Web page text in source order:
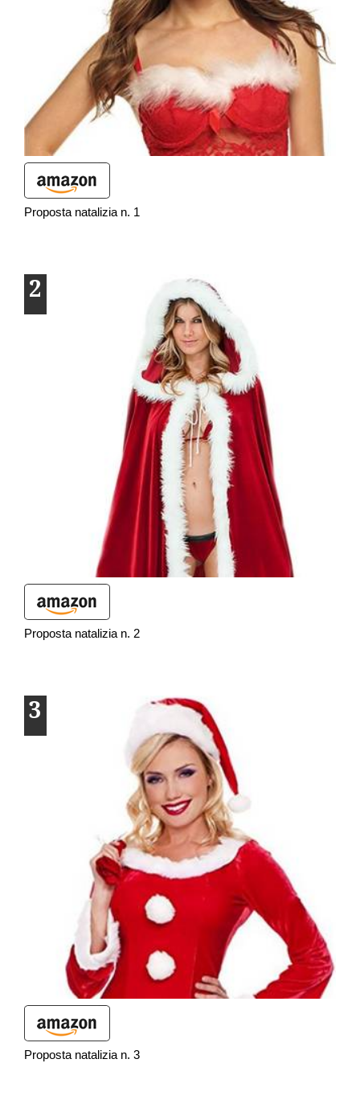
Proposta natalizia n. 1
2
Proposta natalizia n. 2
3
Proposta natalizia n. 3